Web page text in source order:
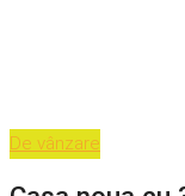
De vânzare